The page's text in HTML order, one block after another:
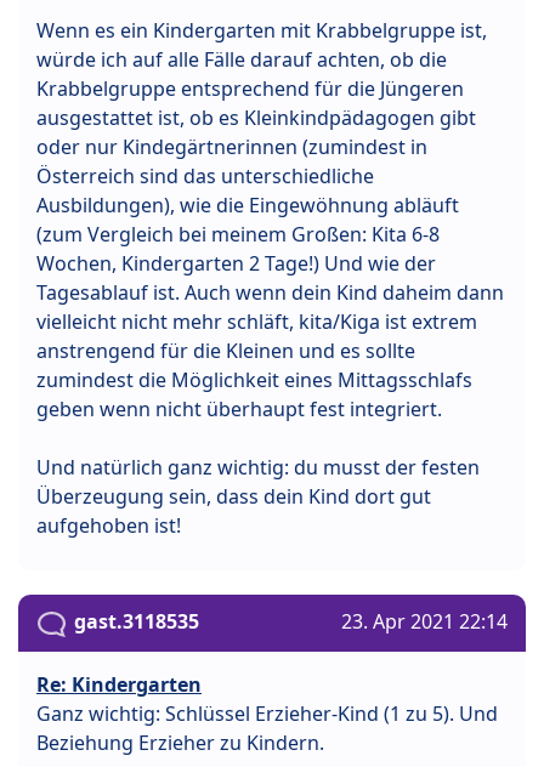
Wenn es ein Kindergarten mit Krabbelgruppe ist,
würde ich auf alle Fälle darauf achten, ob die
Krabbelgruppe entsprechend für die Jüngeren
ausgestattet ist, ob es Kleinkindpädagogen gibt
oder nur Kindegärtnerinnen (zumindest in
Österreich sind das unterschiedliche
Ausbildungen), wie die Eingewöhnung abläuft
(zum Vergleich bei meinem Großen: Kita 6-8
Wochen, Kindergarten 2 Tage!) Und wie der
Tagesablauf ist. Auch wenn dein Kind daheim dann
vielleicht nicht mehr schläft, kita/Kiga ist extrem
anstrengend für die Kleinen und es sollte
zumindest die Möglichkeit eines Mittagsschlafs
geben wenn nicht überhaupt fest integriert.
Und natürlich ganz wichtig: du musst der festen
Überzeugung sein, dass dein Kind dort gut
aufgehoben ist!
gast.3118535 23. Apr 2021 22:14
Re: Kindergarten
Ganz wichtig: Schlüssel Erzieher-Kind (1 zu 5). Und
Beziehung Erzieher zu Kindern.